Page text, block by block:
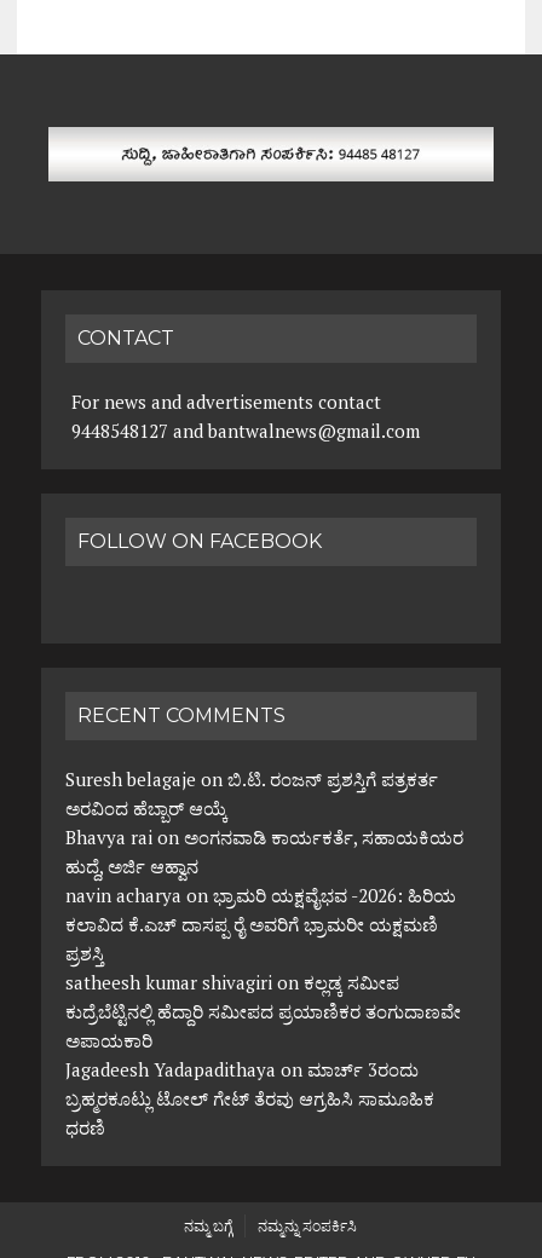
CONTACT
For news and advertisements contact
9448548127 and bantwalnews@gmail.com
FOLLOW ON FACEBOOK
RECENT COMMENTS
Suresh belagaje on ಬಿ.ಟಿ. ರಂಜನ್ ಪ್ರಶಸ್ತಿಗೆ ಪತ್ರಕರ್ತ
ಅರವಿಂದ ಹೆಬ್ಬಾರ್ ಆಯ್ಕೆ
Bhavya raion ಅಂಗನವಾಡಿ ಕಾರ್ಯಕರ್ತೆ, ಸಹಾಯಕಿಯರ
ಹುದ್ದೆ, ಅರ್ಜಿ ಆಹ್ವಾನ
navin acharya on ಭ್ರಾಮರಿ ಯಕ್ಷವೈಭವ -2026: ಹಿರಿಯ
ಕಲಾವಿದ ಕೆ.ಎಚ್ ದಾಸಪ್ಪ ರೈ ಅವರಿಗೆ ಭ್ರಾಮರೀ ಯಕ್ಷಮಣಿ
ಪ್ರಶಸ್ತಿ
satheesh kumar shivagirion ಕಲ್ಲಡ್ಕ ಸಮೀಪ
ಕುದ್ರೆಬೆಟ್ಟಿನಲ್ಲಿ ಹೆದ್ದಾರಿ ಸಮೀಪದ ಪ್ರಯಾಣಿಕರ ತಂಗುದಾಣವೇ
ಅಪಾಯಕಾರಿ
Jagadeesh Yadapadithaya on ಮಾರ್ಚ್ 3ರಂದು
ಬ್ರಹ್ಮರಕೂಟ್ಲು ಟೋಲ್ ಗೇಟ್ ತೆರವು ಆಗ್ರಹಿಸಿ ಸಾಮೂಹಿಕ
ಧರಣಿ
ನಮ್ಮ ಬಗ್ಗೆ
ನಮ್ಮನ್ನು ಸಂಪರ್ಕಿಸಿ